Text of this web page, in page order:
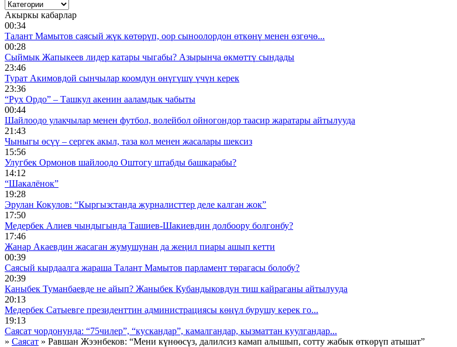
Акыркы кабарлар
00:34
Талант Мамытов саясый жүк көтөрүп, оор сыноолордон өткөнү менен өзгөчө...
00:28
Сыймык Жапыкеев лидер катары чыгабы? Азырынча өкмөттү сындады
23:46
Турат Акимовдой сынчылар коомдун өнүгүшү үчүн керек
23:36
“Рух Ордо” – Ташкул акенин ааламдык чабыты
00:44
Шайлоодо улакчылар менен футбол, волейбол ойногондор таасир жаратары айтылууда
21:43
Чыныгы өсүү – сергек акыл, таза кол менен жасалары шексиз
15:56
Улугбек Ормонов шайлоодо Оштогу штабды башкарабы?
14:12
“Шакалёнок”
19:28
Эрулан Кокулов: “Кыргызстанда журналисттер деле калган жок”
17:50
Медербек Алиев чындыгында Ташиев-Шакиевдин долбоору болгонбу?
17:46
Жанар Акаевдин жасаган жумушунан да жеңил пиары ашып кетти
00:39
Саясый кырдаалга жараша Талант Мамытов парламент төрагасы болобу?
20:39
Каныбек Туманбаевде не айып? Жаныбек Кубандыковдун тиш кайраганы айтылууда
20:13
Медербек Сатыевге президенттин администрациясы көңүл бурушу керек го...
19:13
Саясат чордонунда: “75чилер”, “кускандар”, камалгандар, кызматтан куулгандар...
» Саясат » Равшан Жээнбеков: “Мени күнөөсүз, далилсиз камап алышып, сотту жабык өткөрүп атышат”